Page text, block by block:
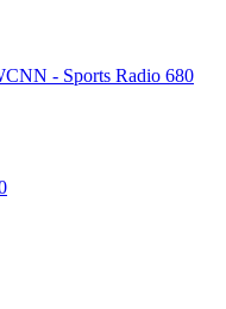
- Sports Radio 680